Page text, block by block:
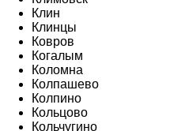
Клин
Клинцы
Ковров
Когалым
Коломна
Колпашево
Колпино
Кольцово
Кольчугино